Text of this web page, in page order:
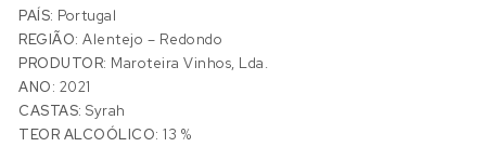
PAÍS: Portugal
REGIÃO: Alentejo – Redondo
PRODUTOR: Maroteira Vinhos, Lda.
ANO: 2021
CASTAS: Syrah
TEOR ALCOÓLICO:13 %